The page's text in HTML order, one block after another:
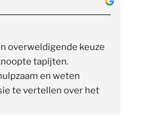
overweldigende keuze
tapijten.
en weten
te vertellen over het